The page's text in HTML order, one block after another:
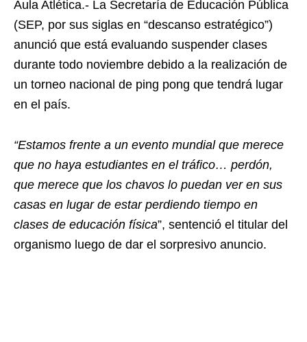
Aula Atlética.- La Secretaría de Educación Pública
(SEP, por sus siglas en “descanso estratégico”)
anunció que está evaluando suspender clases
durante todo noviembre debido a la realización de
un torneo nacional de ping pong que tendrá lugar
en el país.
“Estamos frente a un evento mundial que merece
que no haya estudiantes en el tráfico… perdón,
que merece que los chavos lo puedan ver en sus
casas en lugar de estar perdiendo tiempo en
clases de educación física”, sentenció el titular del
organismo luego de dar el sorpresivo anuncio.